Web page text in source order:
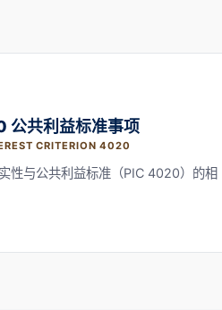
公共利益标准事项
CRITERION 4020
性与公共利益标准（PIC 4020）的相